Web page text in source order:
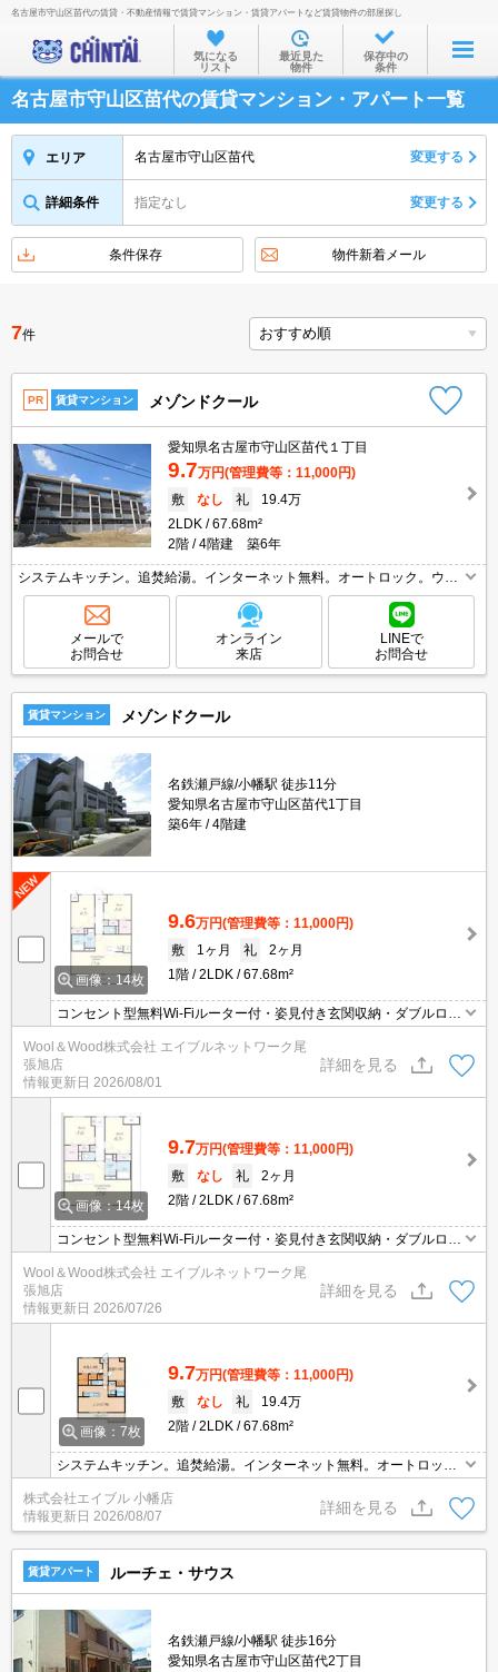
お部屋を探す
沿線・駅から
住所から
家賃相場から
物件特集から
不動産会社から
TOP
名古屋市守山区苗代の賃貸・不動産情報で賃貸マンション・賃貸アパートなど賃貸物件の部屋探し
気になる
リスト
最近見た
物件
保存中の
条件
名古屋市守山区苗代の賃貸マンション・アパート一覧
エリア 名古屋市守山区苗代 変更する
詳細条件 指定なし 変更する
条件保存 物件新着メール
7件
PR 賃貸マンション メゾンドクール
愛知県名古屋市守山区苗代１丁目
9.7万円(管理費等：11,000円)
敷
なし 礼
19.4万
2LDK
67.68m²
2階
4階建 築6年
システムキッチン。追焚給湯。インターネット無料。オートロック。ウォ
ークインクローゼット付き。エアコン1基付き。退去時、ルームクリーニ
ング料金66,000円。防犯カメラ付き。浴室乾燥機付。
メールで
お問合せ
オンライン
来店
LINEで
お問合せ
賃貸マンション メゾンドクール
名鉄瀬戸線/小幡駅 徒歩11分
愛知県名古屋市守山区苗代1丁目
築6年
4階建
画像：14枚
9.6万円(管理費等：11,000円)
敷
1ヶ月 礼
2ヶ月
1階
2LDK 67.68m²
コンセント型無料Wi-Fiルーター付・姿見付き玄関収納・ダブルロッ
ク・ラクセスキー
Wool＆Wood株式会社 エイブルネットワーク尾
張旭店
情報更新日 2026/08/01
詳細を見る
画像：14枚
9.7万円(管理費等：11,000円)
敷
なし 礼
2ヶ月
2階
2LDK 67.68m²
コンセント型無料Wi-Fiルーター付・姿見付き玄関収納・ダブルロッ
ク・ラクセスキー
Wool＆Wood株式会社 エイブルネットワーク尾
張旭店
情報更新日 2026/07/26
詳細を見る
画像：7枚
9.7万円(管理費等：11,000円)
敷
なし 礼
19.4万
2階
2LDK 67.68m²
システムキッチン。追焚給湯。インターネット無料。オートロッ
ク。ウォークインクローゼット付き。エアコン1基付き。退去時、
ルームクリーニング料金66,000円。防犯カメラ付き。浴室乾燥機
付。
株式会社エイブル 小幡店
情報更新日 2026/08/07
詳細を見る
賃貸アパート ルーチェ・サウス
名鉄瀬戸線/小幡駅 徒歩16分
愛知県名古屋市守山区苗代2丁目